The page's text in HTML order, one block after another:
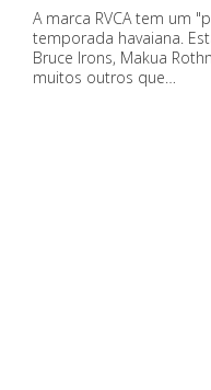
A marca RVCA tem um
temporada havaiana.
Bruce Irons, Makua
muitos outros que…